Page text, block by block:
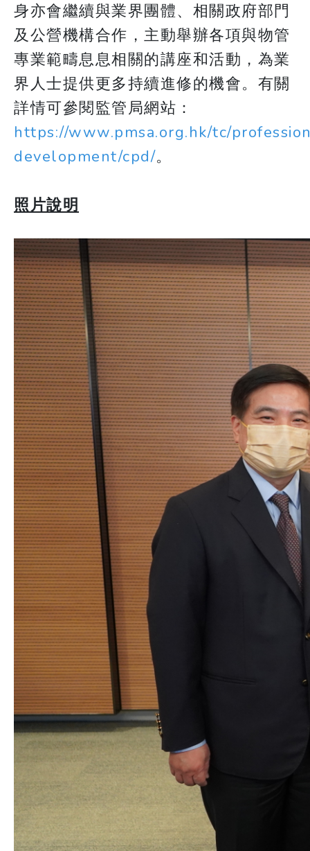
身亦會繼續與業界團體、相關政府部門
及公營機構合作，主動舉辦各項與物管
專業範疇息息相關的講座和活動，為業
界人士提供更多持續進修的機會。有關
詳情可參閱監管局網站：
https://www.pmsa.org.hk/tc/
development/cpd/。
照片說明